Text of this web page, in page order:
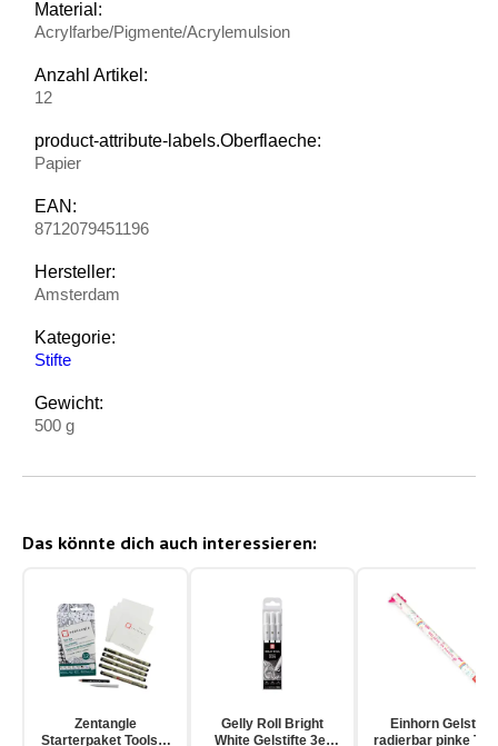
Material:
Acrylfarbe/Pigmente/Acrylemulsion
Anzahl Artikel:
12
product-attribute-labels.Oberflaeche:
Papier
EAN:
8712079451196
Hersteller:
Amsterdam
Kategorie:
Stifte
Gewicht:
500 g
Das könnte dich auch interessieren:
Zentangle
Starterpaket Toolset
Gelly Roll Bright
White Gelstifte 3er
Einhorn Gelstift
radierbar pinke